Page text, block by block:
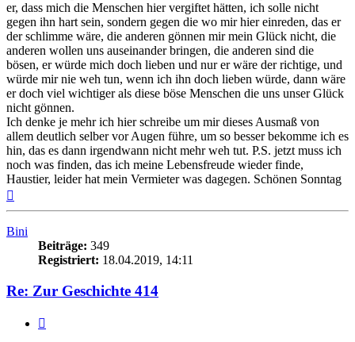
er, dass mich die Menschen hier vergiftet hätten, ich solle nicht
gegen ihn hart sein, sondern gegen die wo mir hier einreden, das er
der schlimme wäre, die anderen gönnen mir mein Glück nicht, die
anderen wollen uns auseinander bringen, die anderen sind die
bösen, er würde mich doch lieben und nur er wäre der richtige, und
würde mir nie weh tun, wenn ich ihn doch lieben würde, dann wäre
er doch viel wichtiger als diese böse Menschen die uns unser Glück
nicht gönnen.
Ich denke je mehr ich hier schreibe um mir dieses Ausmaß von
allem deutlich selber vor Augen führe, um so besser bekomme ich es
hin, das es dann irgendwann nicht mehr weh tut. P.S. jetzt muss ich
noch was finden, das ich meine Lebensfreude wieder finde,
Haustier, leider hat mein Vermieter was dagegen. Schönen Sonntag
Bini
Beiträge: 349
Registriert: 18.04.2019, 14:11
Re: Zur Geschichte 414